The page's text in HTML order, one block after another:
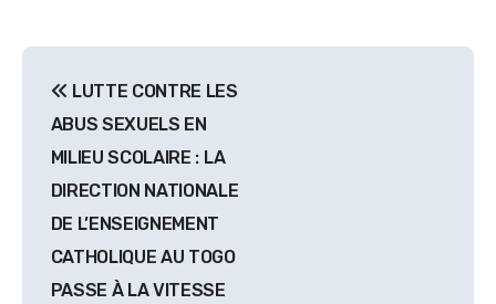
de
l’article
LUTTE CONTRE LES
ABUS SEXUELS EN
MILIEU SCOLAIRE : LA
DIRECTION NATIONALE
DE L’ENSEIGNEMENT
CATHOLIQUE AU TOGO
PASSE À LA VITESSE